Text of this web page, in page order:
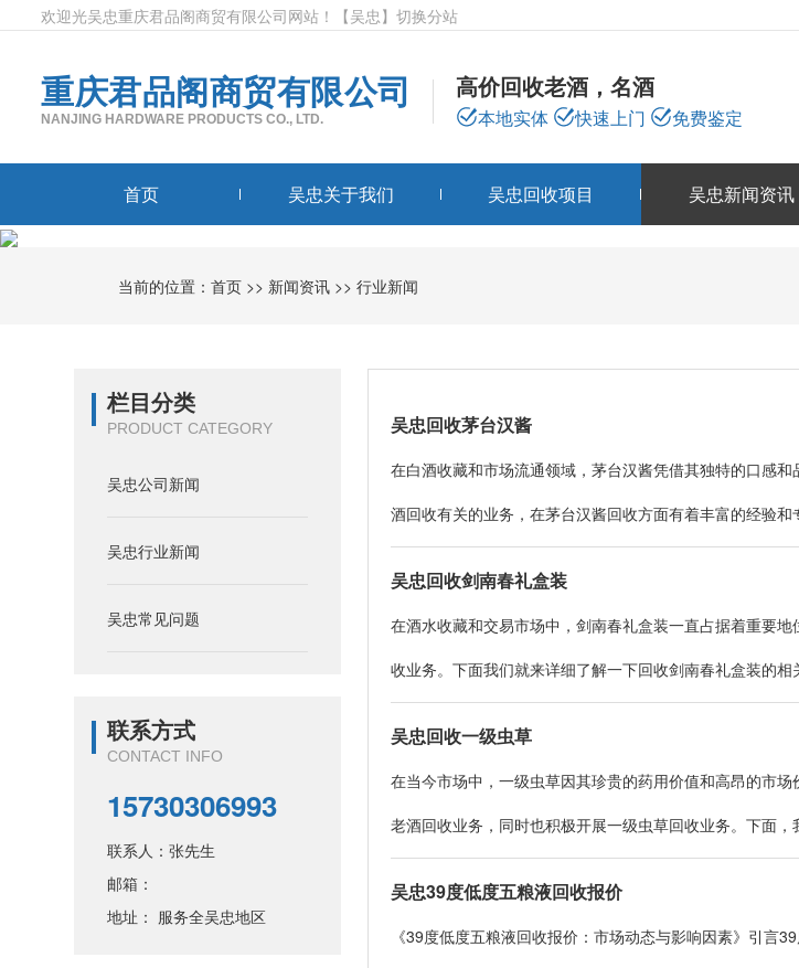
欢迎光吴忠重庆君品阁商贸有限公司网站！ 【吴忠】 切换分站
重庆君品阁商贸有限公司
NANJING HARDWARE PRODUCTS CO., LTD.
高价回收老酒，名酒
本地实体 快速上门 免费鉴定
首页 吴忠关于我们 吴忠回收项目 吴忠新闻资讯
当前的位置：首页 >> 新闻资讯 >>行业新闻
栏目分类
PRODUCT CATEGORY
吴忠公司新闻
吴忠行业新闻
吴忠常见问题
联系方式
CONTACT INFO
15730306993
联系人：张先生
邮箱：
地址： 服务全吴忠地区
吴忠回收茅台汉酱
在白酒收藏和市场流通领域，茅台汉酱凭借其独特的口感
酒回收有关的业务，在茅台汉酱回收方面有着丰富的经验和
吴忠回收剑南春礼盒装
在酒水收藏和交易市场中，剑南春礼盒装一直占据着重要
收业务。下面我们就来详细了解一下回收剑南春礼盒装的相
吴忠回收一级虫草
在当今市场中，一级虫草因其珍贵的药用价值和高昂的市
老酒回收业务，同时也积极开展一级虫草回收业务。下面，
吴忠39度低度五粮液回收报价
《39度低度五粮液回收报价：市场动态与影响因素》引言